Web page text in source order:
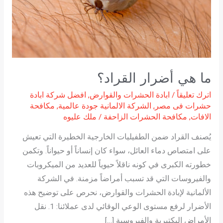
ما هي أضرار القراد؟
اترك تعليقاً / ابادة الحشرات والقوارض, افضل شركة ابادة
حشرات فى مصر , الشركة الالمانية جودة عالمية, مكافحة
الافات, مكافحة الحشرات الزاحفة / ملك عليوه
يُصنف القراد ضمن الطفيليات الخارجية الخطيرة التي تعيش
على امتصاص دماء العائل، سواء كان إنساناً أو حيواناً. وتكمن
خطورته الكبرى في كونه ناقلاً حيوياً للعديد من الميكروبات
والفيروسات التي قد تسبب أمراضاً مزمنة. في الشركة
الألمانية لإبادة الحشرات والقوارض، نحرص على توضيح هذه
الأضرار لرفع مستوى الوعي الوقائي لدى عملائنا: 1. نقل
الأمراض البكتيرية والفيروسية […]